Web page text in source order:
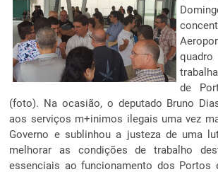
de
(foto). Na ocasião, o deputado Bruno
aos serviços m+inimos ilegais uma vez
Governo e sublinhou a justeza de uma
melhorar as condições de trabalho
essenciais ao funcionamento dos Portos